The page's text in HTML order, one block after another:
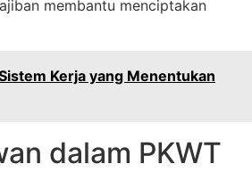
membantu menciptakan
Kerja yang Menentukan
dalam PKWT